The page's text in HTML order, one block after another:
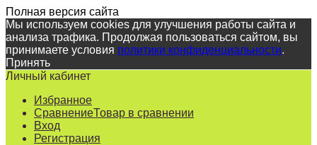
Полная версия сайта
Мы используем cookies для улучшения работы сайта и
анализа трафика. Продолжая пользоваться сайтом, вы
принимаете условия политики конфиденциальности.
Принять
Личный кабинет
Избранное
СравнениеТовар в сравнении
Вход
Регистрация